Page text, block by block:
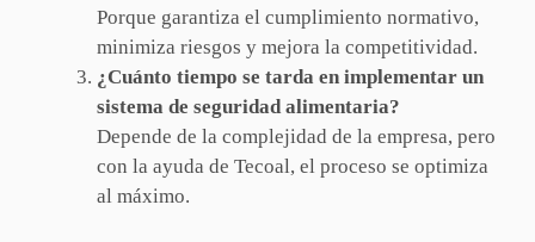
Porque garantiza el cumplimiento normativo,
minimiza riesgos y mejora la competitividad.
¿Cuánto tiempo se tarda en implementar un
sistema de seguridad alimentaria?
Depende de la complejidad de la empresa, pero
con la ayuda de Tecoal, el proceso se optimiza
al máximo.